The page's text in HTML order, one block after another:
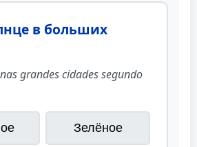
в больших
grandes cidades segundo
Зелёное